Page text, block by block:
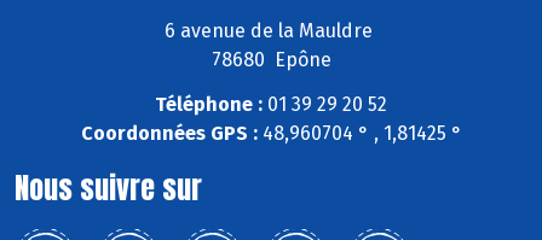
6 avenue de la Mauldre
78680 Epône
Téléphone : 01 39 29 20 52
Coordonnées GPS :48,960704 ° , 1,81425 °
Nous suivre sur